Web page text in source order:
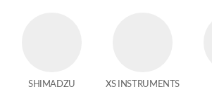
SHIMADZU XS INSTRUMENTS